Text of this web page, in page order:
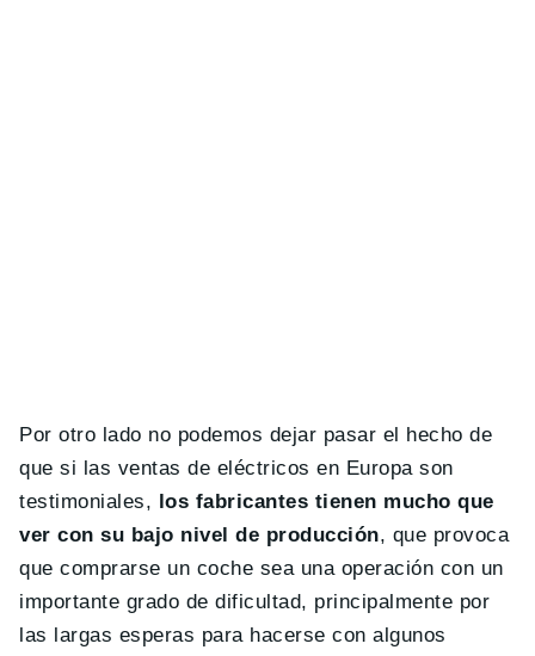
Por otro lado no podemos dejar pasar el hecho de
que si las ventas de eléctricos en Europa son
testimoniales,
los fabricantes tienen mucho que
ver con su bajo nivel de producción, que provoca
que comprarse un coche sea una operación con un
importante grado de dificultad, principalmente por
las largas esperas para hacerse con algunos